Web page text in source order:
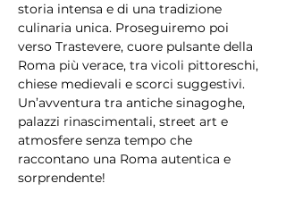
storia intensa e di una tradizione
culinaria unica. Proseguiremo poi
verso Trastevere, cuore pulsante della
Roma più verace, tra vicoli pittoreschi,
chiese medievali e scorci suggestivi.
Un’avventura tra antiche sinagoghe,
palazzi rinascimentali, street art e
atmosfere senza tempo che
raccontano una Roma autentica e
sorprendente!